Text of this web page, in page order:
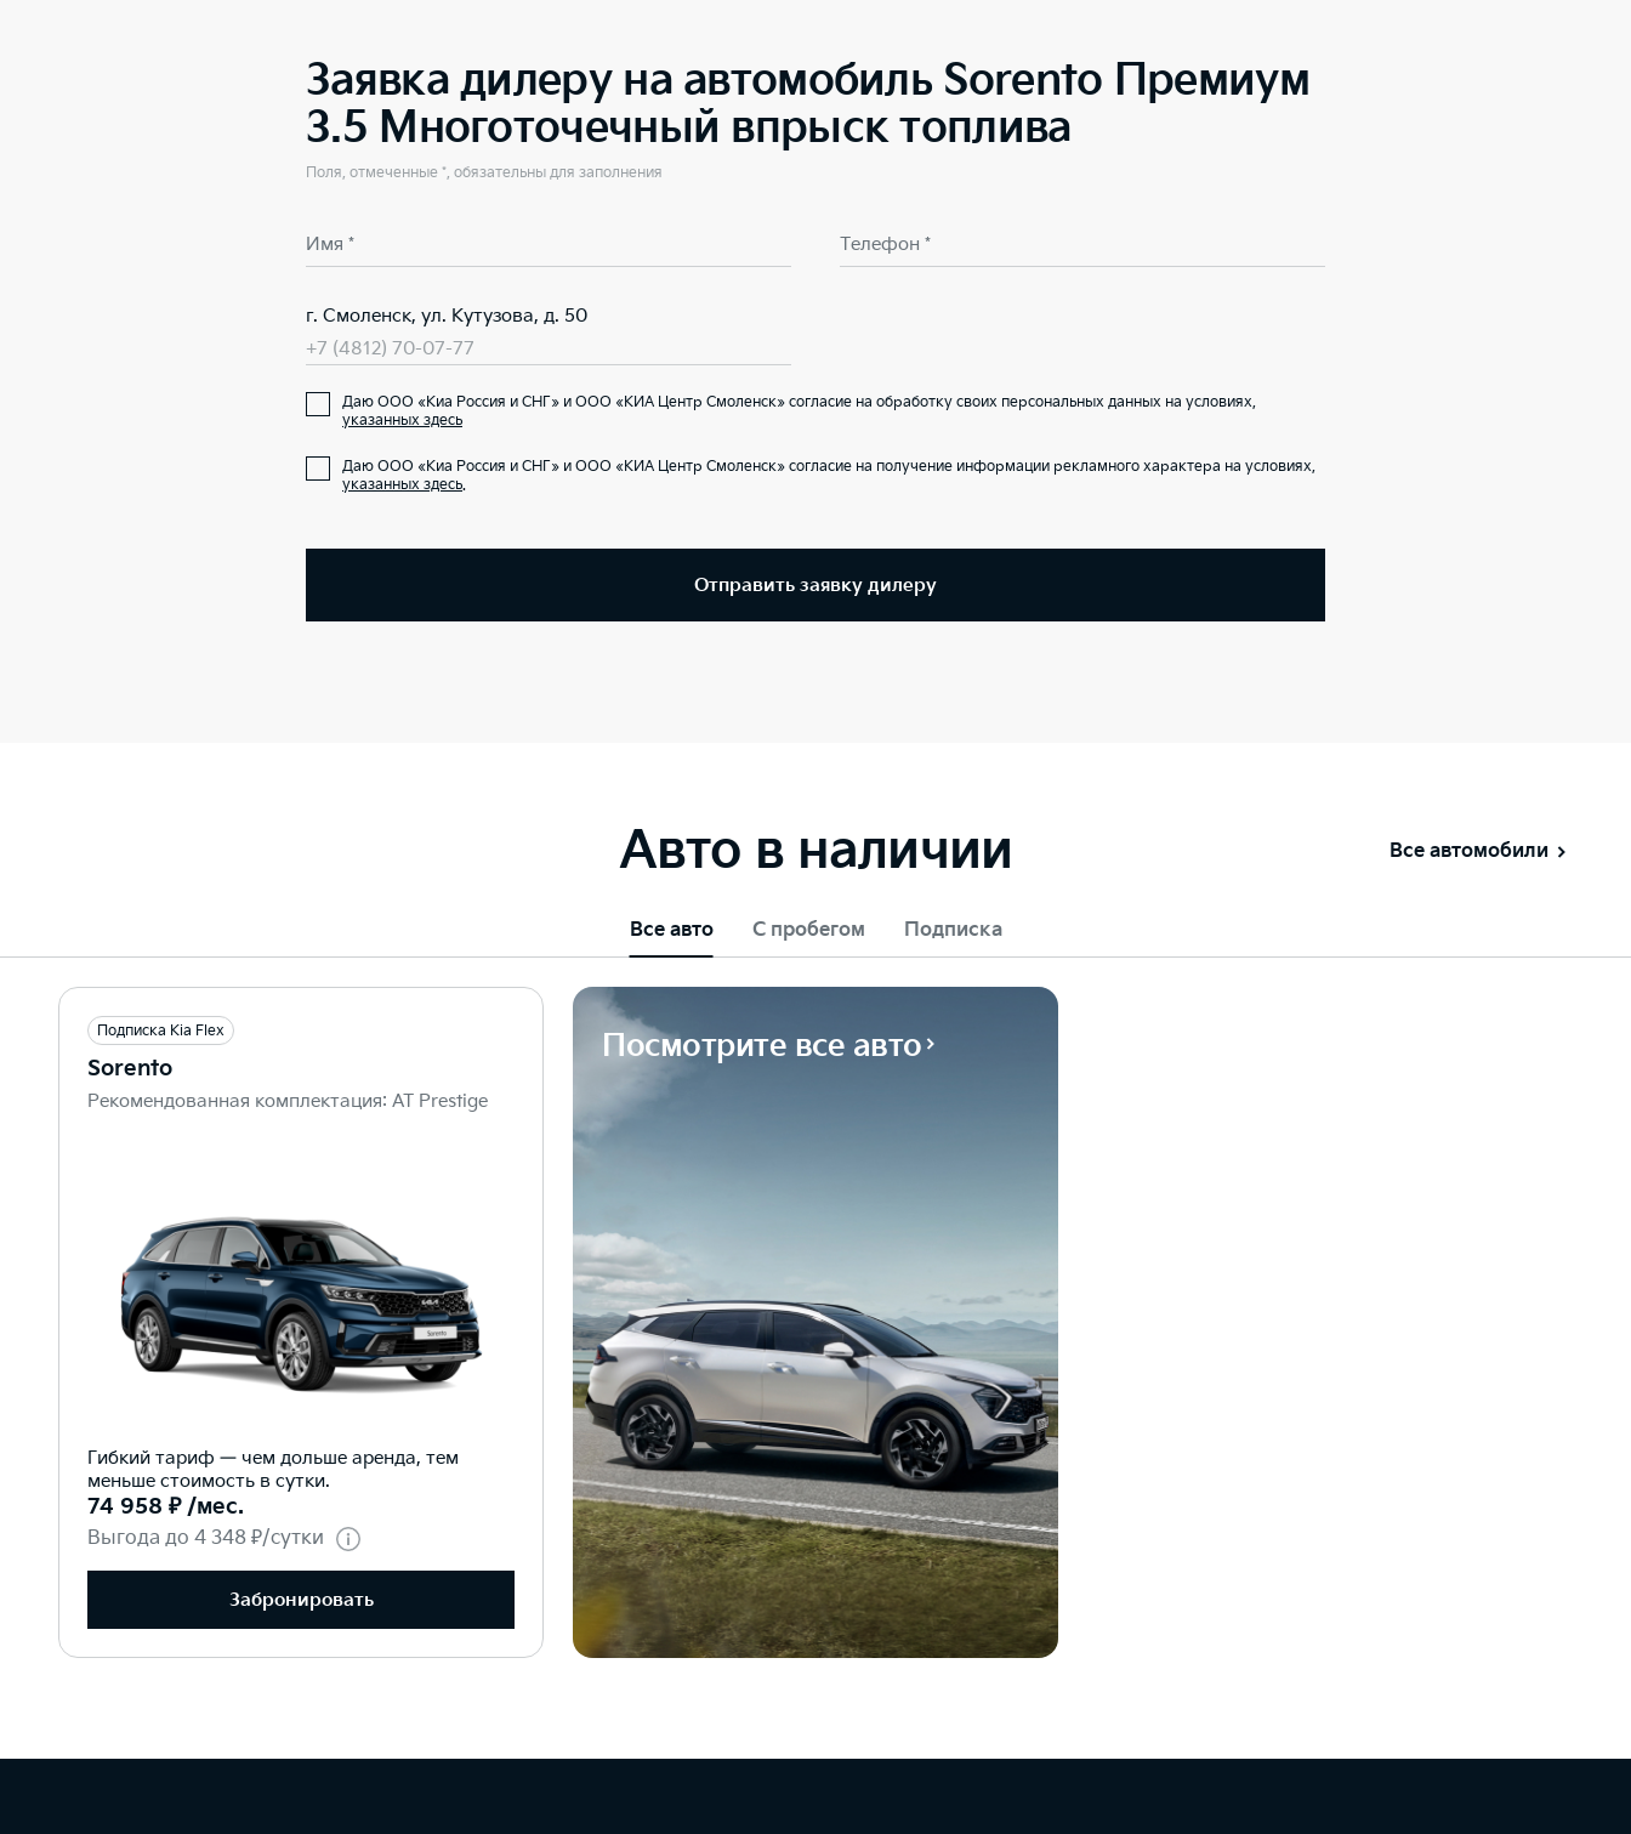
Заявка дилеру на автомобиль Sorento Премиум
3.5 Многоточечный впрыск топлива
Поля, отмеченные *, обязательны для заполнения
Имя * Телефон *
г. Смоленск, ул. Кутузова, д. 50
+7 (4812) 70-07-77
Даю ООО «Киа Россия и СНГ» и ООО «КИА Центр Смоленск» согласие на обработку своих персональных данных на условиях,
указанных здесь
Даю ООО «Киа Россия и СНГ» и ООО «КИА Центр Смоленск» согласие на получение информации рекламного характера на условиях,
указанных здесь.
Отправить заявку дилеру
Авто в наличии Все автомобили
Все авто С пробегом Подписка
Подписка Kia Flex
Sorento
Рекомендованная комплектация: AT Prestige
Гибкий тариф — чем дольше аренда, тем
меньше стоимость в сутки.
74 958 ₽ /мес.
Выгода до 4 348 ₽/сутки
Забронировать
Посмотрите все авто